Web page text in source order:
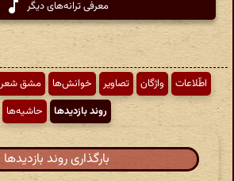
معرفی ترانه‌های دیگر
اطّلاعات واژگان تصاویر خوانش‌ها مشق شعر
روند بازدیدها
حاشیه‌ها
بارگذاری روند بازدیدها